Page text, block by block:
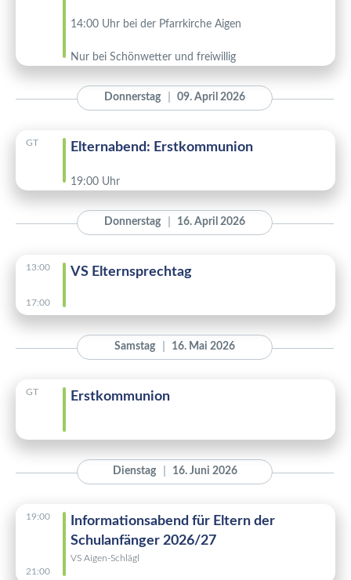
14:00 Uhr bei der Pfarrkirche Aigen
Nur bei Schönwetter und freiwillig
Donnerstag 09. April 2026
GT Elternabend: Erstkommunion
19:00 Uhr
Donnerstag 16. April 2026
13:00
17:00
VS Elternsprechtag
Samstag 16. Mai 2026
GT Erstkommunion
Dienstag 16. Juni 2026
19:00
21:00
Informationsabend für Eltern der
Schulanfänger 2026/27
VS Aigen-Schlägl